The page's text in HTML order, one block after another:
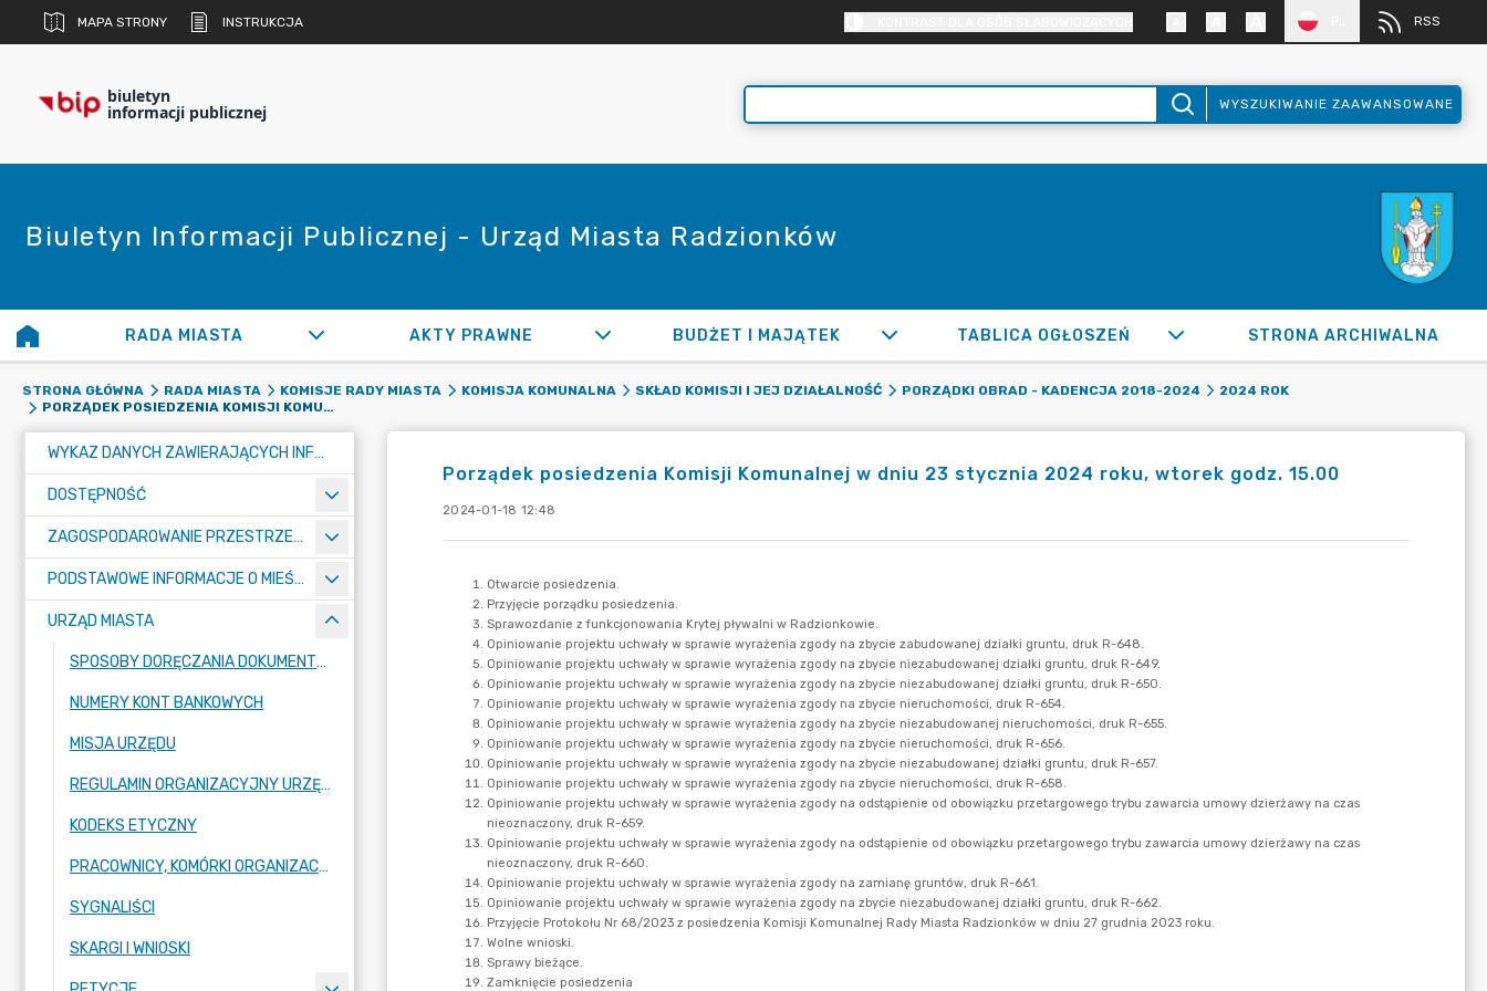
MAPA STRONY INSTRUKCJA RSS
biuletyn
informacji publicznej WYSZUKIWANIE ZAAWANSOWANE
Biuletyn Informacji Publicznej - Urząd Miasta Radzionków
RADA MIASTA AKTY PRAWNE BUDŻET I MAJĄTEK TABLICA OGŁOSZEŃ STRONA ARCHIWALNA
STRONA GŁÓWNA RADA MIASTA KOMISJE RADY MIASTA KOMISJA KOMUNALNA SKŁAD KOMISJI I JEJ DZIAŁALNOŚĆ PORZĄDKI OBRAD - KADENCJA 2018-2024
2024 ROK
PORZĄDEK POSIEDZENIA KOMISJI KOMUNALNEJ W DNIU 23 STYCZNIA 2024 ROKU, WTOREK GODZ. 15.00
WYKAZ DANYCH ZAWIERAJĄCYCH INFORMACJE O ŚRODOWISKU I JEGO OCHRONIE
DOSTĘPNOŚĆ
ZAGOSPODAROWANIE PRZESTRZENNE
PODSTAWOWE INFORMACJE O MIEŚCIE
URZĄD MIASTA
SPOSOBY DORĘCZANIA DOKUMENTÓW DO URZĘDU MIASTA RADZIONKÓW
NUMERY KONT BANKOWYCH
MISJA URZĘDU
REGULAMIN ORGANIZACYJNY URZĘDU
KODEKS ETYCZNY
PRACOWNICY, KOMÓRKI ORGANIZACYJNE URZĘDU
SYGNALIŚCI
SKARGI I WNIOSKI
Porządek posiedzenia Komisji Komunalnej w dniu 23 stycznia 2024 roku, wtorek godz. 15.00
2024-01-18 12:48